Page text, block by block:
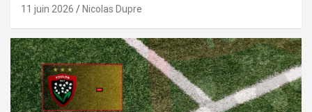
11 juin 2026 Nicolas Dupre